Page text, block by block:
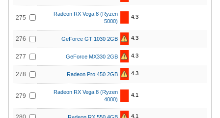
275
Radeon RX Vega 8 (Ryzen
5000)
4.3
276 GeForce GT 1030 2GB 4.3
277 GeForce MX330 2GB 4.3
278 Radeon Pro 450 2GB 4.3
279
Radeon RX Vega 8 (Ryzen
4000)
4.1
4.1